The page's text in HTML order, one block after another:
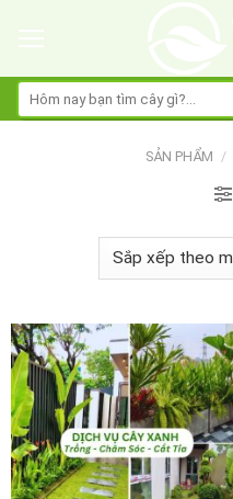
Tìm
kiếm:
SẢN PHẨM /